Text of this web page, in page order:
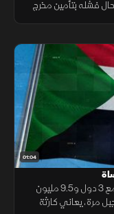
للتشكيك بالمادة الـ5، في حال فشله بتأمين مخرج
01:04
يمتد دارفور على خمس مساحة السودان بحدود مع 3 دول و9.5 مليون
مرة، يعاني كارثة